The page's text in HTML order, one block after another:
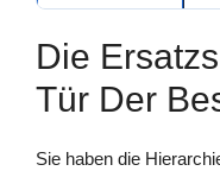
Die
Tür Der
Sie haben die